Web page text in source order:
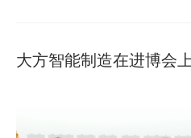
大方智能制造在进博会